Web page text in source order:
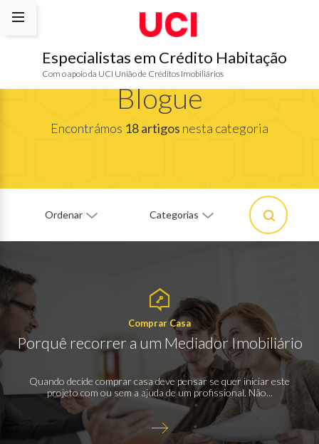
Especialistas em Crédito Habitação
Com o apoio da UCI União de Créditos Imobiliários
Blogue
Encontrámos 18 artigos nesta categoria
Ordenar Categorias
Comprar Casa
Porquê recorrer a um Mediador Imobiliário
Quando decide comprar casa deve pensar se quer iniciar este
projeto com ou sem a ajuda de um profissional. Não...